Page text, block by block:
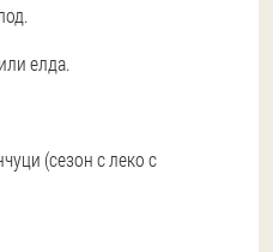
елда.
(сезон с леко с